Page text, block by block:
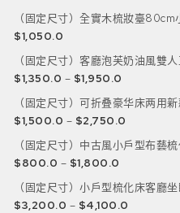
（固定尺寸）全實木梳妝臺80cm
$1,050.0
（固定尺寸）客廳泡芙奶油風雙
$1,350.0 – $1,950.0
（固定尺寸）可折叠豪华床两用
$1,500.0 – $2,750.0
（固定尺寸）中古風小戶型布藝
$800.0 – $1,800.0
（固定尺寸）小戶型梳化床客廳
$3,200.0 – $4,100.0